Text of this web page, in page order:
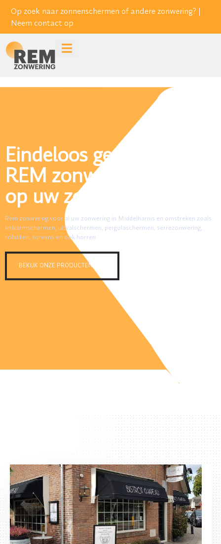
Op zoek naar zonnenschermen of andere zonwering? |
Neem contact op
Eindeloos genieten met
REM zonwering de REM
op uw zon.
Rem zonwering voor al uw zonwering in Middelharnis en omstreken zoals
knikarmschermen, uitvalschermen, pergolaschermen, serrezonwering,
rolluiken, screens en ook horren
BEKIJK ONZE PRODUCTEN